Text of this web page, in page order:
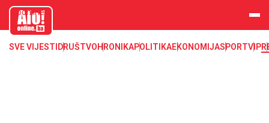
aloonline.b
SVE VIJESTI DRUŠTVOHRONIKAPOLITIKAEKONOMIJASPORTVIP